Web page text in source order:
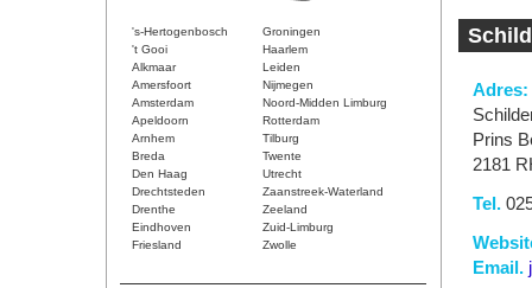
's-Hertogenbosch
Groningen
't Gooi
Haarlem
Alkmaar
Leiden
Amersfoort
Nijmegen
Amsterdam
Noord-Midden Limburg
Apeldoorn
Rotterdam
Arnhem
Tilburg
Breda
Twente
Den Haag
Utrecht
Drechtsteden
Zaanstreek-Waterland
Drenthe
Zeeland
Eindhoven
Zuid-Limburg
Friesland
Zwolle
Adres:
Prins
2181
Tel.
Email.